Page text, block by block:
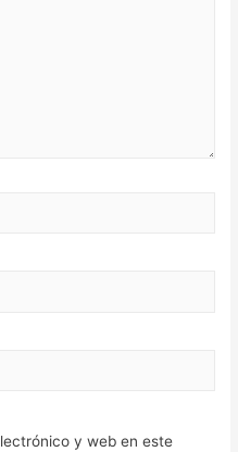
y web en este